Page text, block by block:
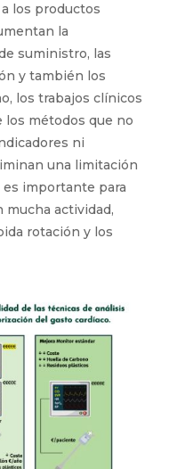
los productos
la
suministro, las
y también los
los trabajos clínicos
los métodos que no
ni
una limitación
importante para
mucha actividad,
rotación y los